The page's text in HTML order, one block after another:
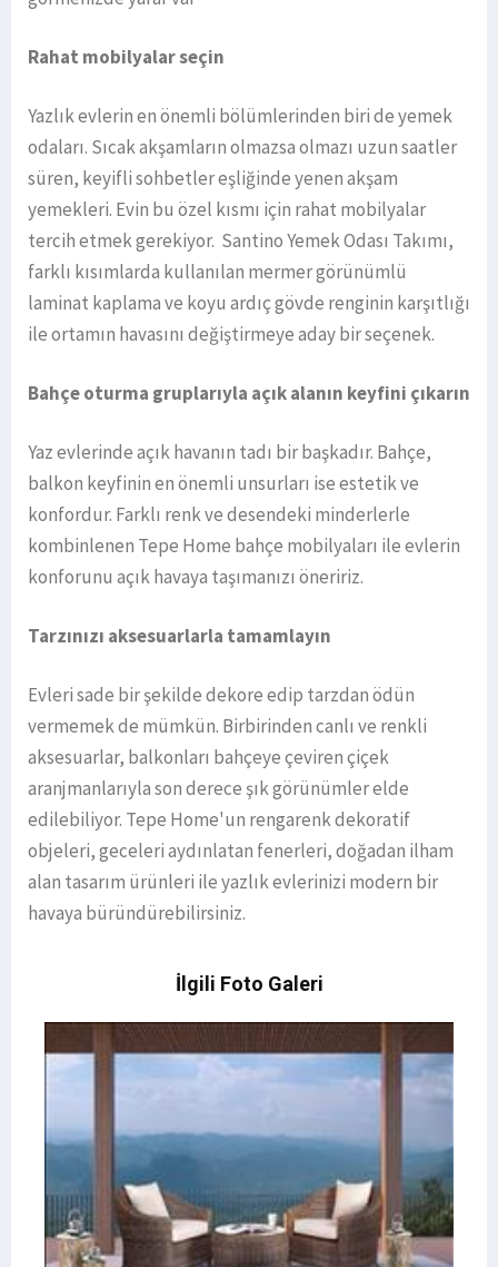
Rahat mobilyalar seçin
Yazlık evlerin en önemli bölümlerinden biri de yemek
odaları. Sıcak akşamların olmazsa olmazı uzun saatler
süren, keyifli sohbetler eşliğinde yenen akşam
yemekleri. Evin bu özel kısmı için rahat mobilyalar
tercih etmek gerekiyor. Santino Yemek Odası Takımı,
farklı kısımlarda kullanılan mermer görünümlü
laminat kaplama ve koyu ardıç gövde renginin karşıtlığı
ile ortamın havasını değiştirmeye aday bir seçenek.
Bahçe oturma gruplarıyla açık alanın keyfini çıkarın
Yaz evlerinde açık havanın tadı bir başkadır. Bahçe,
balkon keyfinin en önemli unsurları ise estetik ve
konfordur. Farklı renk ve desendeki minderlerle
kombinlenen Tepe Home bahçe mobilyaları ile evlerin
konforunu açık havaya taşımanızı öneririz.
Tarzınızı aksesuarlarla tamamlayın
Evleri sade bir şekilde dekore edip tarzdan ödün
vermemek de mümkün. Birbirinden canlı ve renkli
aksesuarlar, balkonları bahçeye çeviren çiçek
aranjmanlarıyla son derece şık görünümler elde
edilebiliyor. Tepe Home'un rengarenk dekoratif
objeleri, geceleri aydınlatan fenerleri, doğadan ilham
alan tasarım ürünleri ile yazlık evlerinizi modern bir
havaya büründürebilirsiniz.
İlgili Foto Galeri